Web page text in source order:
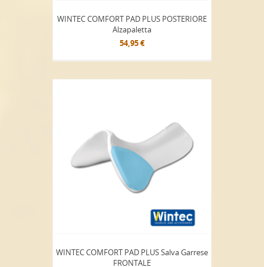
WINTEC COMFORT PAD PLUS POSTERIORE
Alzapaletta
54,95 €
WINTEC COMFORT PAD PLUS Salva Garrese
FRONTALE